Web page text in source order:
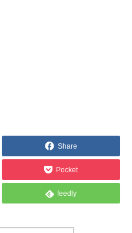
Share
Pocket
feedly